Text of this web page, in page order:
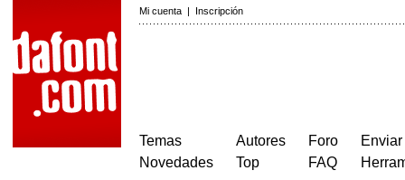
Mi cuenta | Inscripción
Temas
Novedades
Autores
Top
Foro
FAQ